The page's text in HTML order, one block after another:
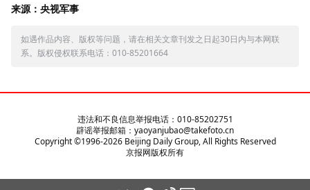
来源：央视军事
如遇作品内容、版权等问题，请在相关文章刊发之日起30日内与本网联
系。版权侵权联系电话：010-85201664
违法和不良信息举报电话：010-85202751
辟谣举报邮箱：yaoyanjubao@takefoto.cn
Copyright ©1996-2026Beijing Daily Group, All Rights Reserved
京报网版权所有